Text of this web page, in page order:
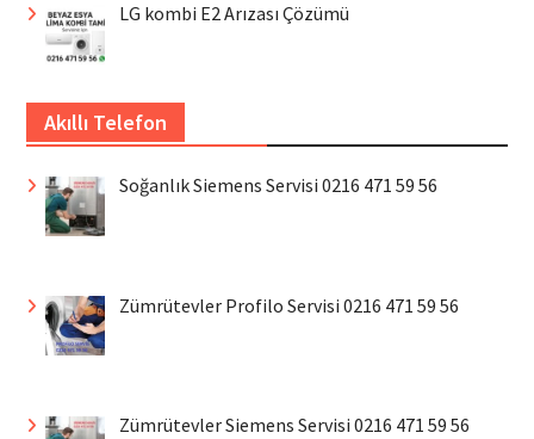
LG kombi E2 Arızası Çözümü
Akıllı Telefon
Soğanlık Siemens Servisi 0216 471 59 56
Zümrütevler Profilo Servisi 0216 471 59 56
Zümrütevler Siemens Servisi 0216 471 59 56